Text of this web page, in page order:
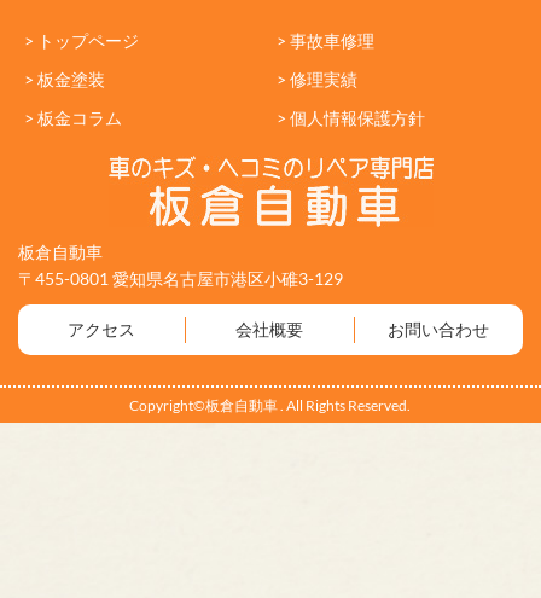
> トップページ
> 事故車修理
> 板金塗装
> 修理実績
> 板金コラム
> 個人情報保護方針
板倉自動車
〒455-0801 愛知県名古屋市港区小碓3-129
アクセス 会社概要 お問い合わせ
Copyright©板倉自動車 . All Rights Reserved.